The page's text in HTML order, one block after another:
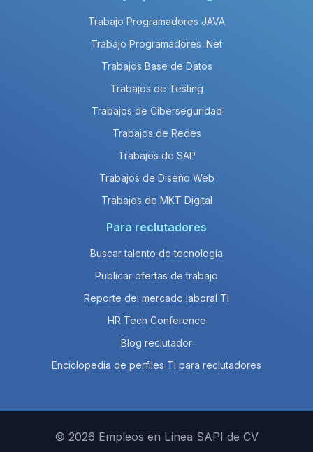
Trabajo Programadores JAVA
Trabajo Programadores .Net
Trabajos Base de Datos
Trabajos de Testing
Trabajos de Ciberseguridad
Trabajos de Redes
Trabajos de SAP
Trabajos de Diseño Web
Trabajos de MKT Digital
Para reclutadores
Buscar talento de tecnología
Publicar ofertas de trabajo
Reporte del mercado laboral TI
HR Tech Conference
Blog reclutador
Enciclopedia de perfiles TI para reclutadores
© 2026 Empleos en Línea SAPI de CV